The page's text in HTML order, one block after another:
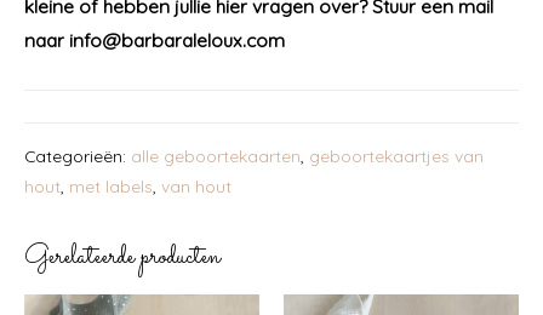
kleine of hebben jullie hier vragen over?Stuur een mail
naar info@barbaraleloux.com
Categorieën: alle geboortekaarten geboortekaartjes van
hout met labels van hout
Gerelateerde producten